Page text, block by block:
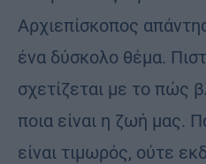
Αρχιεπίσκοπος
ένα δύσκολο θέμα.
σχετίζεται με το πώς
ποια είναι η ζωή μας.
είναι τιμωρός, ούτε